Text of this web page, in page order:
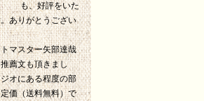
も、好評をいた
ありがとうござい
マスター矢部達哉
薦文も頂きまし
オにある程度の部
価（送料無料）で